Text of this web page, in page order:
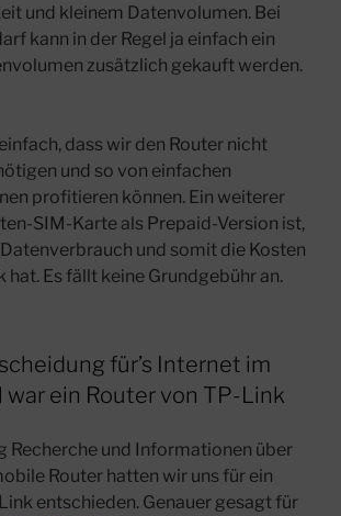
und kleinem Datenvolumen. Bei
kann in der Regel ja einfach ein
zusätzlich gekauft werden.
dass wir den Router nicht
und so von einfachen
profitieren können. Ein weiterer
SIM-Karte als Prepaid-Version ist,
und somit die Kosten
hat. Es fällt keine Grundgebühr an.
für’s Internet im
ein Router von TP-Link
Recherche und Informationen über
Router hatten wir uns für ein
entschieden. Genauer gesagt für